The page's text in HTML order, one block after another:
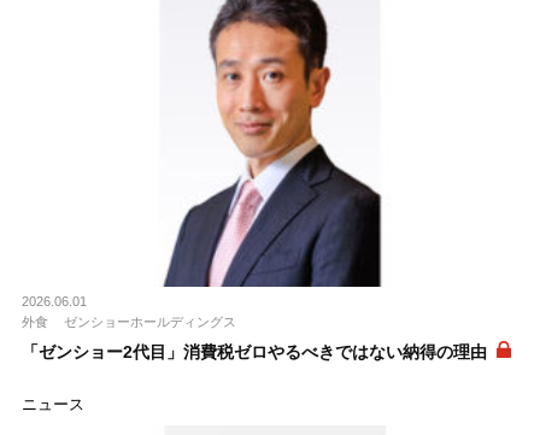
2026.06.01
外食
ゼンショーホールディングス
「ゼンショー2代目」消費税ゼロやるべきではない納得の理由
ニュース